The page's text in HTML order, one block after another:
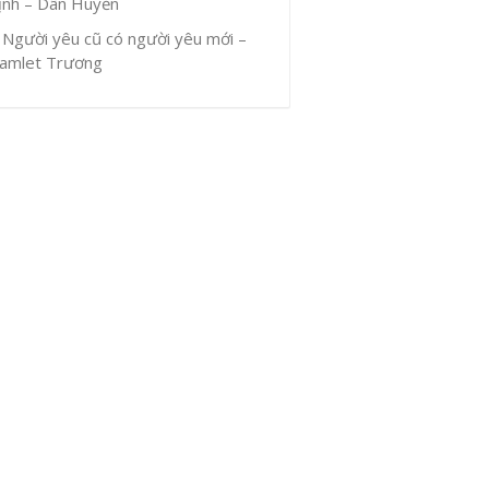
Người yêu cũ có người yêu mới –
Trương